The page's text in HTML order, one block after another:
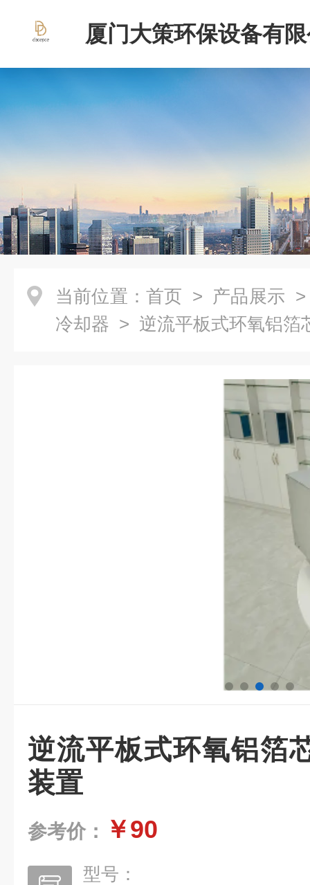
厦门大策环保设备有
当前位置： 首页 > 产品展示
冷却器 > 逆流平板式环氧铝箔
逆流平板式环氧铝箔
装置
参考价： ￥90
型号：